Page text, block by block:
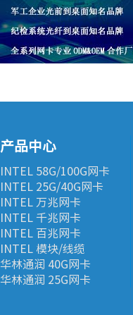
产品中心
INTEL 58G/100G网卡
INTEL 25G/40G网卡
INTEL 万兆网卡
INTEL 千兆网卡
INTEL 百兆网卡
INTEL 模块/线缆
华林通润 40G网卡
华林通润 25G网卡